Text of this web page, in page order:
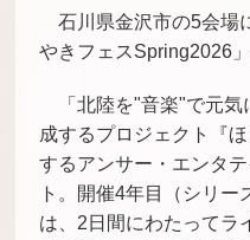
石川県金沢市の5会場
やきフェスSpring2026
「北陸を"音楽"で元
成するプロジェクト『
するアンサー・エンタ
ト。開催4年目（シリー
は、2日間にわたってラ